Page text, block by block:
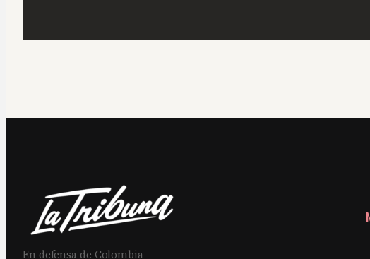
En defensa de Colombia